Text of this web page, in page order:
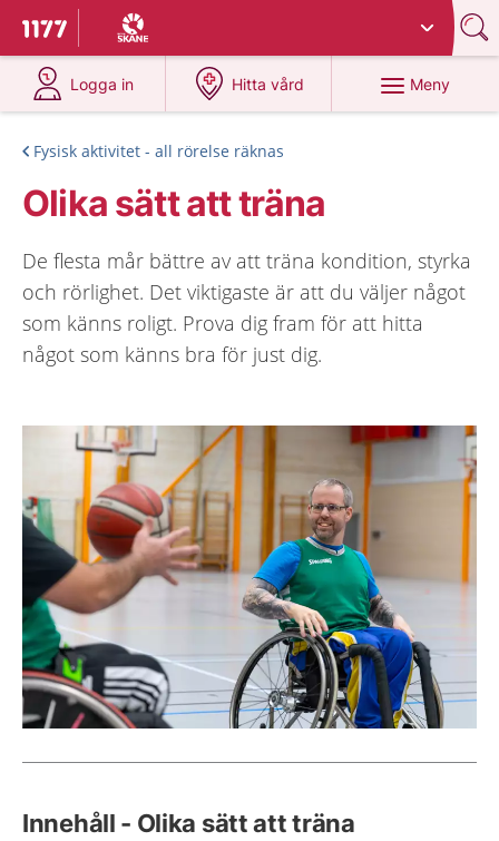
Till startsidan för 1177
Du har valt region
Logga in
på 1177.se
Hitta vård
på 1177.se
Meny
Fysisk aktivitet - all rörelse räknas
Olika sätt att träna
De flesta mår bättre av att träna kondition, styrka
och rörlighet. Det viktigaste är att du väljer något
som känns roligt. Prova dig fram för att hitta
något som känns bra för just dig.
Innehåll - Olika sätt att träna